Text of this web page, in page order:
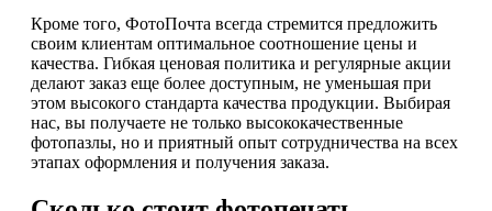
Кроме того, ФотоПочта всегда стремится предложить
своим клиентам оптимальное соотношение цены и
качества. Гибкая ценовая политика и регулярные акции
делают заказ еще более доступным, не уменьшая при
этом высокого стандарта качества продукции. Выбирая
нас, вы получаете не только высококачественные
фотопазлы, но и приятный опыт сотрудничества на всех
этапах оформления и получения заказа.